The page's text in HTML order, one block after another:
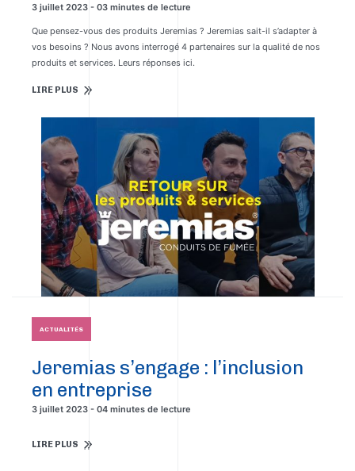
3 juillet 2023 - 03 minutes de lecture
Que pensez-vous des produits Jeremias ? Jeremias sait-il s’adapter à
vos besoins ? Nous avons interrogé 4 partenaires sur la qualité de nos
produits et services. Leurs réponses ici.
LIRE PLUS
ACTUALITÉS
Jeremias s’engage : l’inclusion
en entreprise
3 juillet 2023 - 04 minutes de lecture
LIRE PLUS